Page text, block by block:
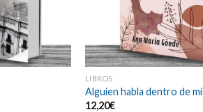
LIBROS
Alguien habla dentro de mí
12,20€